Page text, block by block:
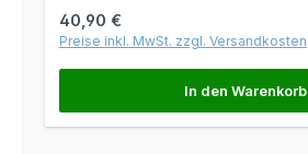
Regulärer Preis:
40,90 €
Preise inkl. MwSt. zzgl. Versandkosten
In den Warenkorb